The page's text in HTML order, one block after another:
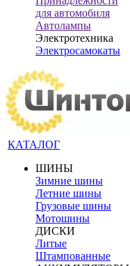
для автомобиля
Автолампы
Электротехника
Электросамокаты
КАТАЛОГ
ШИНЫ
Зимние шины
Летние шины
Грузовые шины
Мотошины
ДИСКИ
Литые
Штампованные